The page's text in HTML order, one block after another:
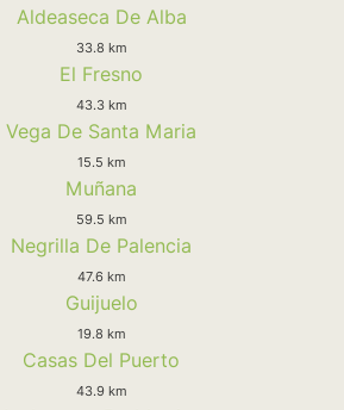
Aldeaseca De Alba
33.8 km
El Fresno
43.3 km
Vega De Santa Maria
15.5 km
Muñana
59.5 km
Negrilla De Palencia
47.6 km
Guijuelo
19.8 km
Casas Del Puerto
43.9 km